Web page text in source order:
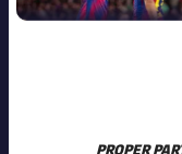
FUTBOL
PROPER